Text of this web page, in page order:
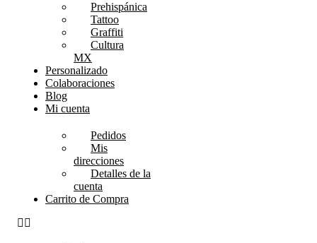
Prehispánica
Tattoo
Graffiti
Cultura
MX
Personalizado
Colaboraciones
Blog
Mi cuenta
Pedidos
Mis
direcciones
Detalles de la
cuenta
Carrito de Compra